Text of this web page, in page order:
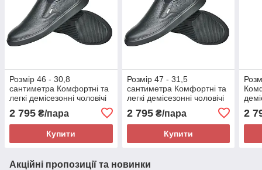
Розмір 46 - 30,8
сантиметра Комфортні та
легкі демісезонні чоловічі
чорні, на підошві з піни
2 795 ₴/пара
Купити
Розмір 47 - 31,5
сантиметра Комфортні та
легкі демісезонні чоловічі
чорні, на підошві з піни
2 795₴/пара
Купити
2
Акційні пропозиції та новинки